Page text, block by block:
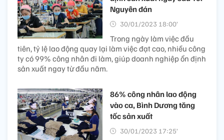
Nguyên đán
30/01/2023 18:00’
Trong ngày làm việc đầu
tiên, tỷ lệ lao động quay lại làm việc đạt cao, nhiều công
ty có 99% công nhân đi làm, giúp doanh nghiệp ổn định
sản xuất ngay từ đầu năm.
86% công nhân lao động
vào ca, Bình Dương tăng
tốc sản xuất
30/01/2023 17:25’